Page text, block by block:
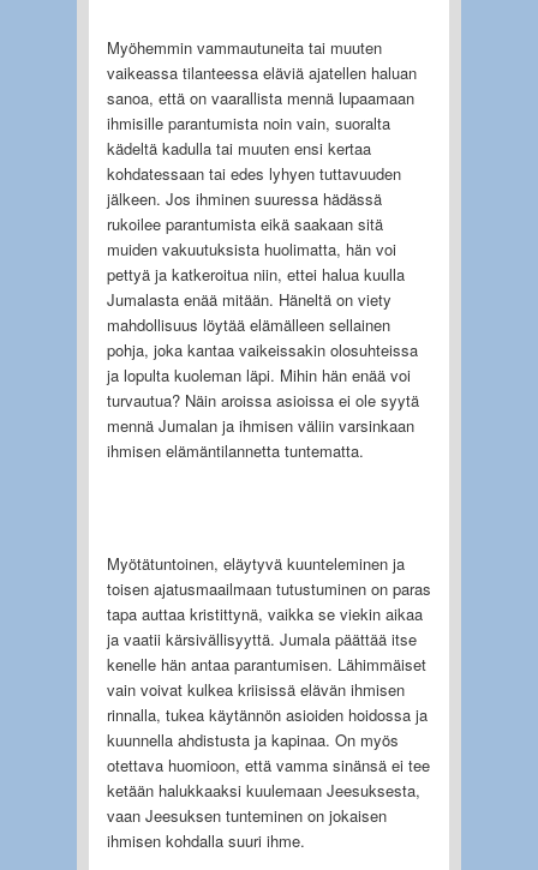
Myöhemmin vammautuneita tai muuten
vaikeassa tilanteessa eläviä ajatellen haluan
sanoa, että on vaarallista mennä lupaamaan
ihmisille parantumista noin vain, suoralta
kädeltä kadulla tai muuten ensi kertaa
kohdatessaan tai edes lyhyen tuttavuuden
jälkeen. Jos ihminen suuressa hädässä
rukoilee parantumista eikä saakaan sitä
muiden vakuutuksista huolimatta, hän voi
pettyä ja katkeroitua niin, ettei halua kuulla
Jumalasta enää mitään. Häneltä on viety
mahdollisuus löytää elämälleen sellainen
pohja, joka kantaa vaikeissakin olosuhteissa
ja lopulta kuoleman läpi. Mihin hän enää voi
turvautua? Näin aroissa asioissa ei ole syytä
mennä Jumalan ja ihmisen väliin varsinkaan
ihmisen elämäntilannetta tuntematta.
Myötätuntoinen, eläytyvä kuunteleminen ja
toisen ajatusmaailmaan tutustuminen on paras
tapa auttaa kristittynä, vaikka se viekin aikaa
ja vaatii kärsivällisyyttä. Jumala päättää itse
kenelle hän antaa parantumisen. Lähimmäiset
vain voivat kulkea kriisissä elävän ihmisen
rinnalla, tukea käytännön asioiden hoidossa ja
kuunnella ahdistusta ja kapinaa. On myös
otettava huomioon, että vamma sinänsä ei tee
ketään halukkaaksi kuulemaan Jeesuksesta,
vaan Jeesuksen tunteminen on jokaisen
ihmisen kohdalla suuri ihme.